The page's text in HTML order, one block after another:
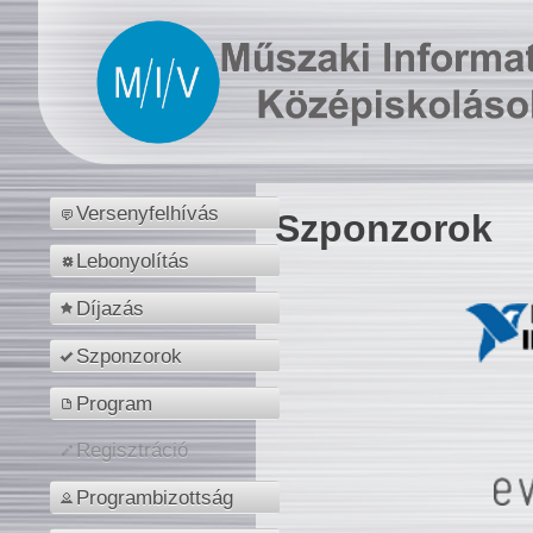
Versenyfelhívás
Lebonyolítás
Díjazás
Szponzorok
Program
Regisztráció
Programbizottság
Szponzorok